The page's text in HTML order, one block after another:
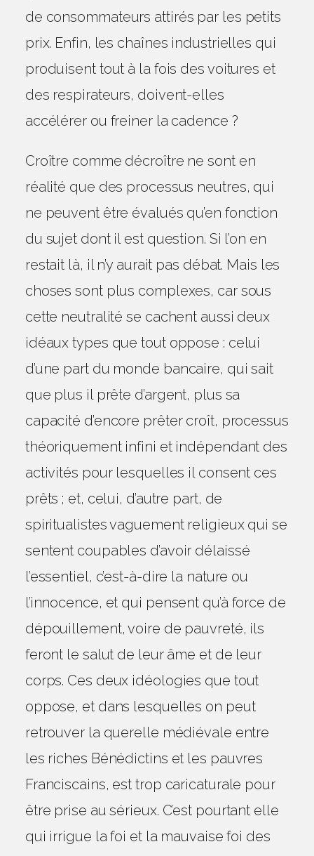
de consommateurs attirés par les petits
prix. Enfin, les chaînes industrielles qui
produisent tout à la fois des voitures et
des respirateurs, doivent-elles
accélérer ou freiner la cadence ?
Croître comme décroître ne sont en
réalité que des processus neutres, qui
ne peuvent être évalués qu’en fonction
du sujet dont il est question. Si l’on en
restait là, il n’y aurait pas débat. Mais les
choses sont plus complexes, car sous
cette neutralité se cachent aussi deux
idéaux types que tout oppose : celui
d’une part du monde bancaire, qui sait
que plus il prête d’argent, plus sa
capacité d’encore prêter croît, processus
théoriquement infini et indépendant des
activités pour lesquelles il consent ces
prêts ; et, celui, d’autre part, de
spiritualistes vaguement religieux qui se
sentent coupables d’avoir délaissé
l’essentiel, c’est-à-dire la nature ou
l’innocence, et qui pensent qu’à force de
dépouillement, voire de pauvreté, ils
feront le salut de leur âme et de leur
corps. Ces deux idéologies que tout
oppose, et dans lesquelles on peut
retrouver la querelle médiévale entre
les riches Bénédictins et les pauvres
Franciscains, est trop caricaturale pour
être prise au sérieux. C’est pourtant elle
qui irrigue la foi et la mauvaise foi des